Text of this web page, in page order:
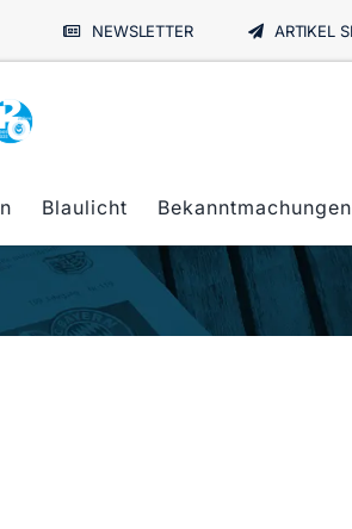
NEWSLETTER ARTIKEL
Blaulicht Bekanntmachungen